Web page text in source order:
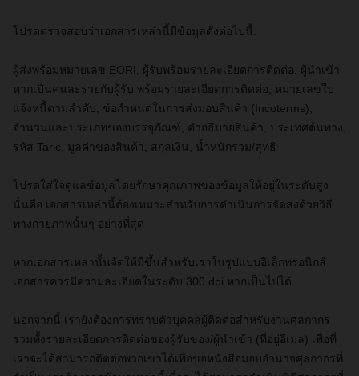
โปรดตรวจสอบว่าเอกสารเหล่านี้มีข้อมูลดังต่อไปนี้ :
ผู้ส่งพร้อมหมายเลข EORI
, ผู้รับพร้อมรายละเอียดการติดต่อ, ผู้นำเข้า
หากเป็นคนละรายกับผู้รับ พร้อมรายละเอียดการติดต่อ, หมายเลขใบ
แจ้งหนี้ตามลำดับ, ข้อกำหนดในการส่งมอบสินค้า (Incoterms),
จำนวนและประเภทของบรรจุภัณฑ์, คำอธิบายสินค้า, ประเทศต้นทาง,
รหัส Taric, มูลค่าของสินค้า, สกุลเงิน, น้ำหนักรวม/สุทธิ
โปรดใส่ใจดูแลข้อมูลโดยรักษาคุณภาพของข้อมูลให้อยู่ในระดับสูง
นั่นคือ เอกสารเหล่านี้ต้องเหมาะสำหรับการดำเนินการจัดส่งด้วยวิธี
ทางกายภาพนั้นๆ อย่างที่สุด
หากเอกสารเหล่านั้นจัดให้มีขึ้นสำหรับเราในรูปแบบอิเล็กทรอนิกส์
เอกสารควรมีความละเอียดในระดับ 300 dpi หากเป็นไปได้
นอกจากนี้ เรายังต้องการทราบตัวบุคคลผู้ติดต่อสำหรับงานศุลกากร
รวมทั้งรายละเอียดการติดต่อของผู้รับของ/ผู้นำเข้า (ที่อยู่อีเมล) เพื่อที่
เราจะได้สามารถติดต่อพวกเขาได้เพื่อขอหนังสือมอบอำนาจศุลกากรที่